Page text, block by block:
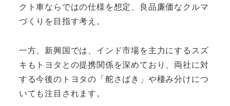
クト車ならではの仕様を想定、良品廉価なクルマ
づくりを目指す考え。
一方、新興国では、インド市場を主力にするスズ
キもトヨタとの提携関係を深めており、両社に対
する今後のトヨタの「舵さばき」や棲み分けにつ
いても注目されます。